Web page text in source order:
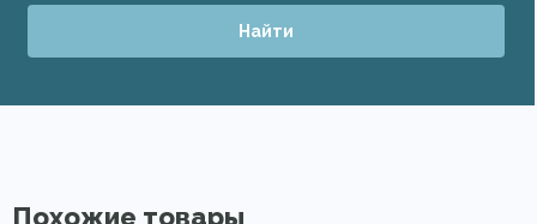
Найти
Похожие товары